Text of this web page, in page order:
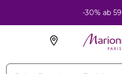
-30% ab